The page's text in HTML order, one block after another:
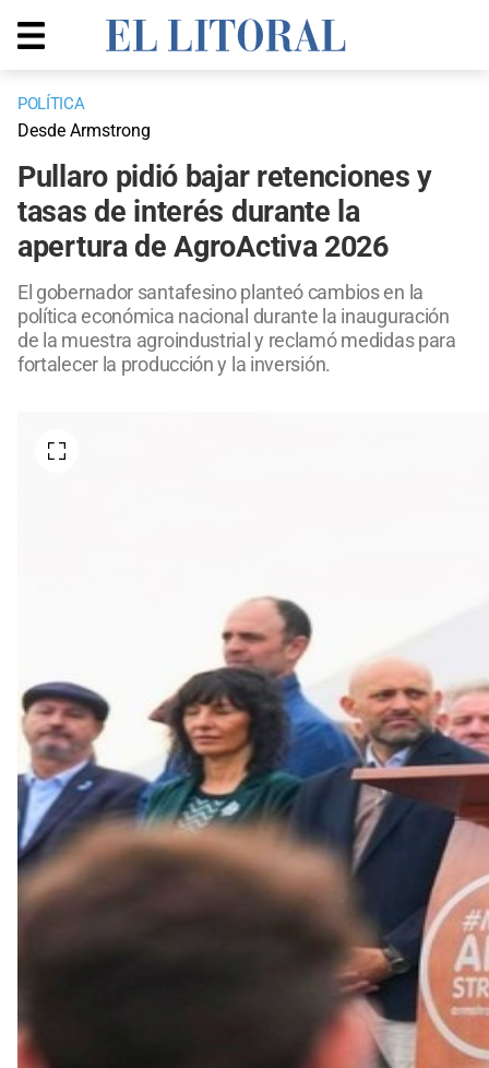
POLÍTICA
Desde Armstrong
Pullaro pidió bajar retenciones y
tasas de interés durante la
apertura de AgroActiva 2026
El gobernador santafesino planteó cambios en la
política económica nacional durante la inauguración
de la muestra agroindustrial y reclamó medidas para
fortalecer la producción y la inversión.